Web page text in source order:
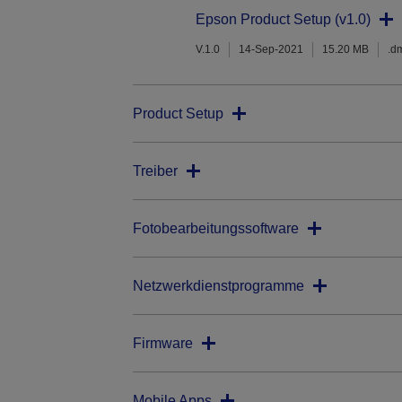
Epson Product Setup (v1.0)
V.1.0 14-Sep-2021 15.20 MB
Product Setup
Treiber
Fotobearbeitungssoftware
Netzwerkdienstprogramme
Firmware